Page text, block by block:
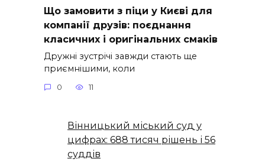
Що замовити з піци у Києві для
компанії друзів: поєднання
класичних і оригінальних смаків
Дружні зустрічі завжди стають ще
приємнішими, коли
0 11
Вінницький міський суд у
цифрах: 688 тисяч рішень і 56
суддів